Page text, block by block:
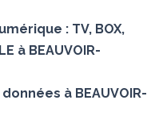
: TV, BOX,
à BEAUVOIR-
à BEAUVOIR-